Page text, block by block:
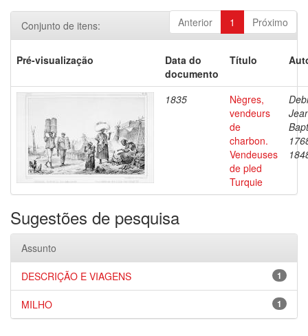
Anterior 1 Próximo
Conjunto de itens:
Pré-visualização
Data do
documento
Título
1835
Nègres,
vendeurs
de
charbon.
Vendeuses
de pled
Turquie
Sugestões de pesquisa
Assunto
1
DESCRIÇÃO E VIAGENS
1
MILHO